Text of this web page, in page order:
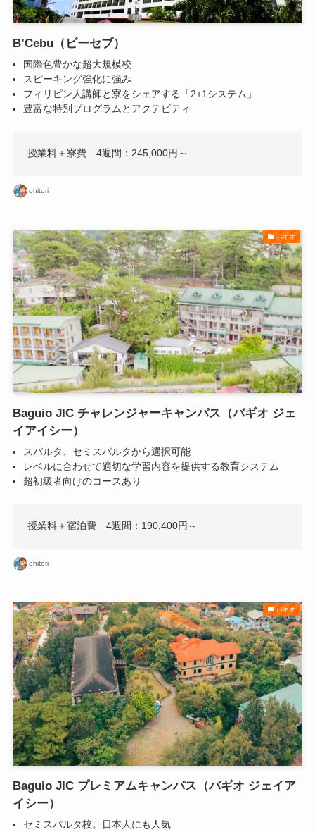
B’Cebu（ビーセブ）
国際色豊かな超大規模校
スピーキング強化に強み
フィリピン⼈講師と寮をシェアする「2+1システム」
豊富な特別プログラムとアクテビティ
授業料＋寮費 4週間：245,000円～
ohitori
バギオ
Baguio JIC チャレンジャーキャンパス（バギオ ジェ
イアイシー）
スパルタ、セミスパルタから選択可能
レベルに合わせて適切な学習内容を提供する教育システム
超初級者向けのコースあり
授業料＋宿泊費 4週間：190,400円～
ohitori
バギオ
Baguio JIC プレミアムキャンパス（バギオ ジェイア
イシー）
セミスパルタ校。日本人にも人気